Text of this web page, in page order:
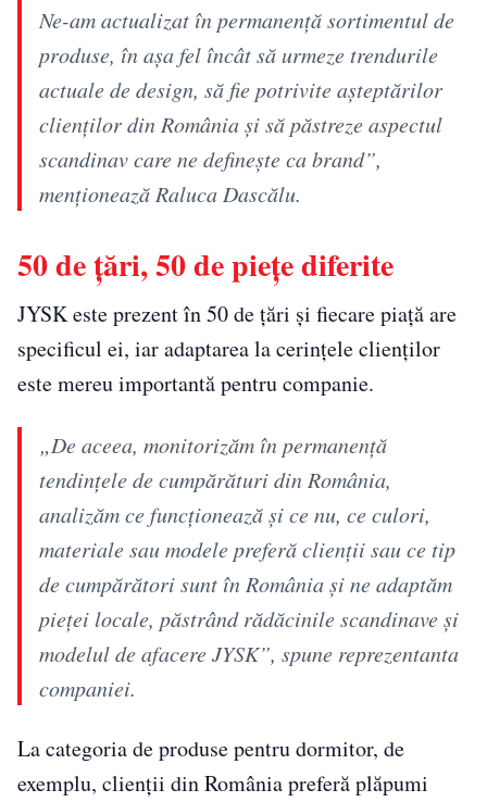
Ne-am actualizat în permanență sortimentul de
produse, în așa fel încât să urmeze trendurile
actuale de design, să fie potrivite așteptărilor
clienților din România și să păstreze aspectul
scandinav care ne definește ca brand”,
menționează Raluca Dascălu.
50 de țări, 50 de piețe diferite
JYSK este prezent în 50 de țări și fiecare piață are
specificul ei, iar adaptarea la cerințele clienților
este mereu importantă pentru companie.
„De aceea, monitorizăm în permanență
tendințele de cumpărături din România,
analizăm ce funcționează și ce nu, ce culori,
materiale sau modele preferă clienții sau ce tip
de cumpărători sunt în România și ne adaptăm
pieței locale, păstrând rădăcinile scandinave și
modelul de afacere JYSK”, spune reprezentanta
companiei.
La categoria de produse pentru dormitor, de
exemplu, clienții din România preferă plăpumi